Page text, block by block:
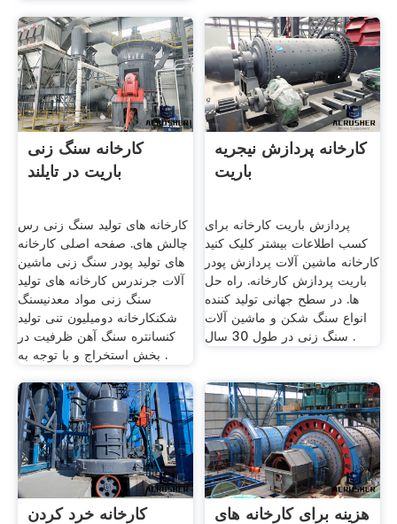
کارخانه سنگ زنی
باریت در تایلند
کارخانه های تولید سنگ زنی رس
چالش های. صفحه اصلی کارخانه
های تولید پودر سنگ زنی ماشین
آلات جرندرس کارخانه های تولید
سنگ زنی مواد معدنیسنگ
شکنکارخانه دومیلیون تنی تولید
کنسانتره سنگ آهن ظرفیت در
بخش استخراج و با توجه به .
کارخانه پردازش نیجریه
باریت
پردازش باریت کارخانه برای
کسب اطلاعات بیشتر کلیک کنید
کارخانه ماشین آلات پردازش پودر
باریت پردازش کارخانه. راه حل
ها. در سطح جهانی تولید کننده
انواع سنگ شکن و ماشین آلات
سنگ زنی در طول 30 سال .
کارخانه خرد کردن
هزینه برای کارخانه های